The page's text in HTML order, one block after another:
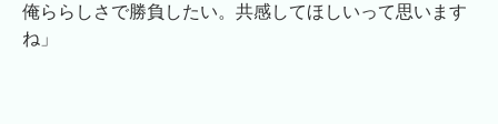
俺ららしさで勝負したい。共感してほしいって思います
ね」